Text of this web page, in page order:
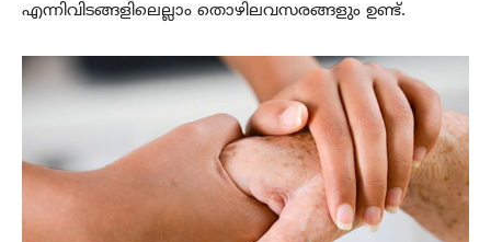
എന്നിവിടങ്ങളിലെല്ലാം തൊഴിലവസരങ്ങളും ഉണ്ട്.